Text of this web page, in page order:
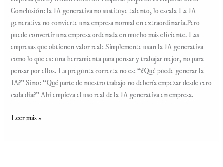
Conclusión: la IA generativa no sustituye talento, lo escala La IA
generativa no convierte una empresa normal en extraordinaria.Pero
puede convertir una empresa ordenada en mucho más eficiente. Las
empresas que obtienen valor real: Simplemente usan la IA generativa
como lo que es: una herramienta para pensar y trabajar mejor, no para
pensar por ellos. La pregunta correcta no es: “¿Qué puede generar la
IA?” Sino: “Qué parte de nuestro trabajo no debería empezar desde cero
cada día?” Ahí empieza el uso real de la IA generativa en empresa.
Leer más »